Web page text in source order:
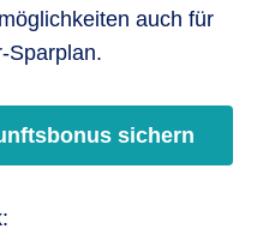
erfolgen
größtmöglicher
auch für
Sparplan.
sichern